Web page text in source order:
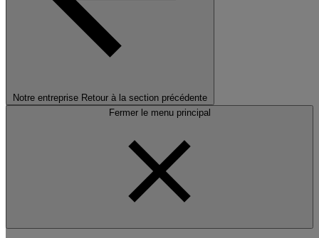
Notre entreprise Retour à la section précédente
Fermer le menu principal